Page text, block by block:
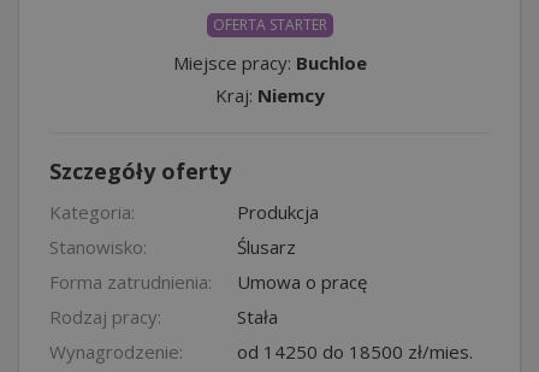
OFERTA STARTER
Miejsce pracy: Buchloe
Kraj: Niemcy
Szczegóły oferty
Kategoria:
Produkcja
Stanowisko:
Ślusarz
Forma zatrudnienia:
Umowa o pracę
Rodzaj pracy:
Stała
Wynagrodzenie:
od 14250 do 18500 zł/mies.